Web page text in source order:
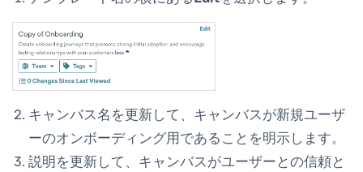
キャンバス名を更新して、キャンバスが新規ユーザ
ーのオンボーディング用であることを明示します。
説明を更新して、キャンバスがユーザーとの信頼と